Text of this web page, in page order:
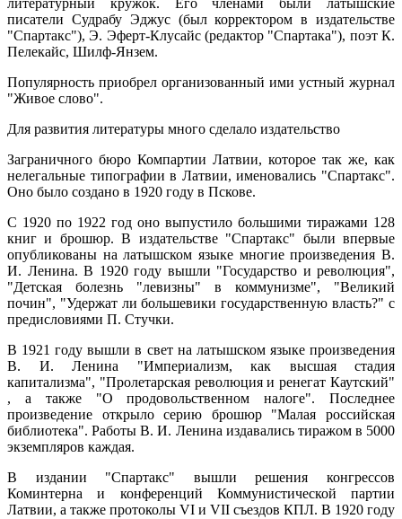
писатели Судрабу Эджус (был корректором в издательстве
"Спартакс"), Э. Эферт-Клусайс (редактор "Спартака"), поэт К.
Пелекайс, Шилф-Янзем.
Популярность приобрел организованный ими устный журнал
"Живое слово".
Для развития литературы много сделало издательство
Заграничного бюро Компартии Латвии, которое так же, как
нелегальные типографии в Латвии, именовались "Спартакс".
Оно было создано в 1920 году в Пскове.
С 1920 по 1922 год оно выпустило большими тиражами 128
книг и брошюр. В издательстве "Спартакс" были впервые
опубликованы на латышском языке многие произведения В.
И. Ленина. В 1920 году вышли "Государство и революция",
"Детская болезнь "левизны" в коммунизме", "Великий
почин", "Удержат ли большевики государственную власть?" с
предисловиями П. Стучки.
В 1921 году вышли в свет на латышском языке произведения
В. И. Ленина "Империализм, как высшая стадия
капитализма", "Пролетарская революция и ренегат Каутский"
, а также "О продовольственном налоге". Последнее
произведение открыло серию брошюр "Малая российская
библиотека". Работы В. И. Ленина издавались тиражом в 5000
экземпляров каждая.
В издании "Спартакс" вышли решения конгрессов
Коминтерна и конференций Коммунистической партии
Латвии, а также протоколы VI и VII съездов КПЛ. В 1920 году